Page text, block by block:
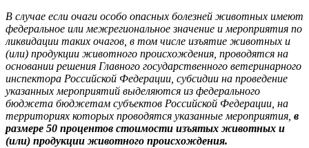
В случае если очаги особо опасных болезней животных имеют
федеральное или межрегиональное значение и мероприятия по
ликвидации таких очагов, в том числе изъятие животных и
(или) продукции животного происхождения, проводятся на
основании решения Главного государственного ветеринарного
инспектора Российской Федерации, субсидии на проведение
указанных мероприятий выделяются из федерального
бюджета бюджетам субъектов Российской Федерации, на
территориях которых проводятся указанные мероприятия, в
размере 50 процентов стоимости изъятых животных и
(или) продукции животного происхождения.